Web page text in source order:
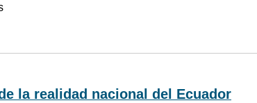
la realidad nacional del Ecuador